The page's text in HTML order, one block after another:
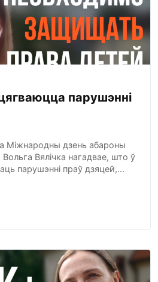
парушэнні
Міжнародны дзень абароны
Вялічка нагадвае, што ў
парушэнні праў дзяцей,...